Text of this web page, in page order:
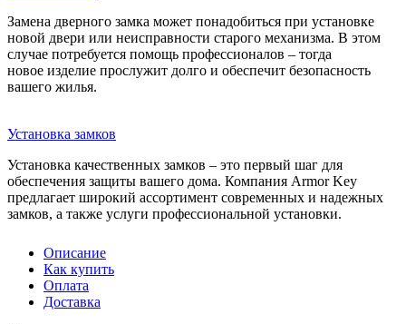
Замена дверного замка может понадобиться при установке
новой двери или неисправности старого механизма. В этом
случае потребуется помощь профессионалов – тогда
новое изделие прослужит долго и обеспечит безопасность
вашего жилья.
Установка замков
Установка качественных замков – это первый шаг для
обеспечения защиты вашего дома. Компания Armor Key
предлагает широкий ассортимент современных и надежных
замков, а также услуги профессиональной установки.
Описание
Как купить
Оплата
Доставка